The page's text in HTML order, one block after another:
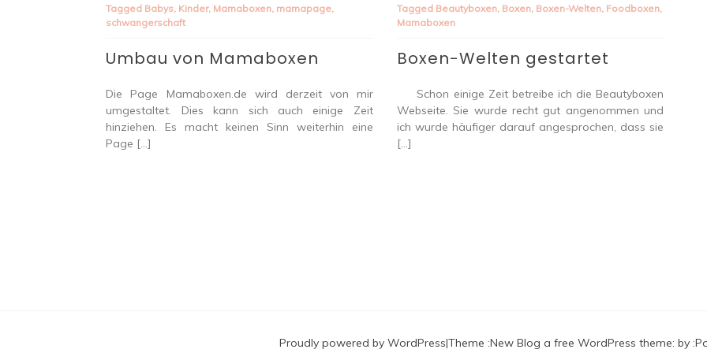
Tagged Babys, Kinder, Mamaboxen, mamapage,
schwangerschaft
Umbau von Mamaboxen
Die Page Mamaboxen.de wird derzeit von mir
umgestaltet. Dies kann sich auch einige Zeit
hinziehen. Es macht keinen Sinn weiterhin eine
Page […]
Tagged Beautyboxen, Boxen, Boxen-Welten, Foodboxen,
Mamaboxen
Boxen-Welten gestartet
Schon einige Zeit betreibe ich die Beautyboxen
Webseite. Sie wurde recht gut angenommen und
ich wurde häufiger darauf angesprochen, dass sie
[…]
Proudly powered by WordPress|Theme :New Blog a free WordPress theme: by :